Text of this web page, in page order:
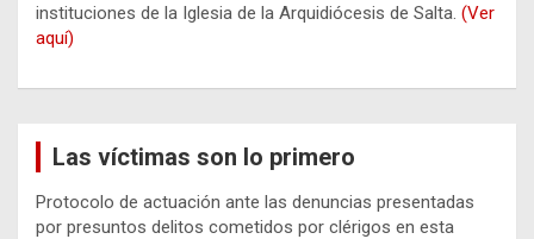
instituciones de la Iglesia de la Arquidiócesis de Salta. (Ver
aquí)
Las víctimas son lo primero
Protocolo de actuación ante las denuncias presentadas
por presuntos delitos cometidos por clérigos en esta